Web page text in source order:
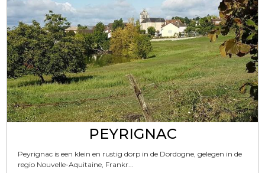
PEYRIGNAC
Peyrignac is een klein en rustig dorp in de Dordogne, gelegen in de
regio Nouvelle-Aquitaine, Frankr...